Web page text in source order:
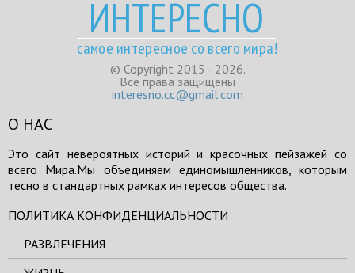
ИНТЕРЕСНО
самое интересное со всего мира!
© Copyright 2015 - 2026.
Все права защищены
interesno.cc@gmail.com
О НАС
Это сайт невероятных историй и красочных пейзажей со
всего Мира.Мы объединяем единомышленников, которым
тесно в стандартных рамках интересов общества.
ПОЛИТИКА КОНФИДЕНЦИАЛЬНОСТИ
РАЗВЛЕЧЕНИЯ